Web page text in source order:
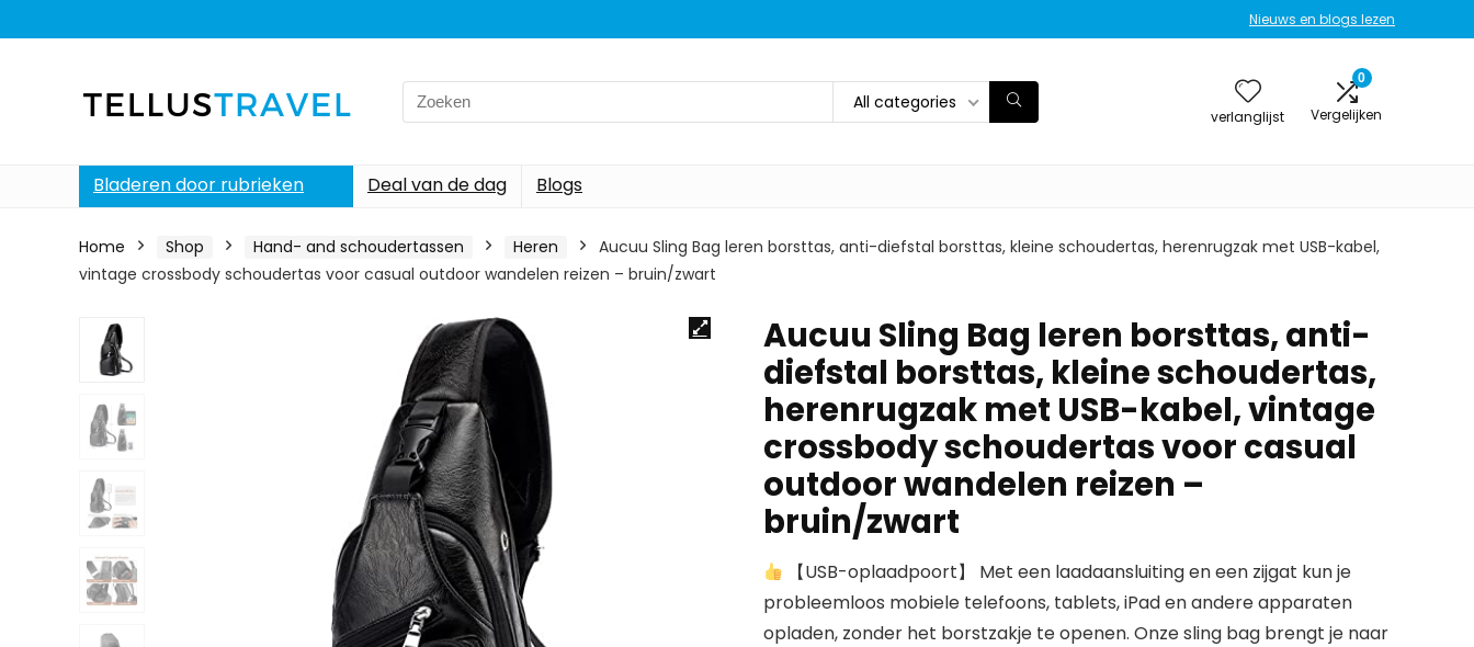
Nieuws en blogs lezen
Search
for:
All categories
verlanglijst
0
Vergelijken
Bladeren door rubrieken Deal van de dag Blogs
Home Shop Hand- and schoudertassen Heren
Aucuu Sling Bag leren borsttas, anti-diefstal borsttas, kleine schoudertas, herenrugzak met USB-kabel,
vintage crossbody schoudertas voor casual outdoor wandelen reizen – bruin/zwart
Aucuu Sling Bag leren borsttas, anti-
diefstal borsttas, kleine schoudertas,
herenrugzak met USB-kabel, vintage
crossbody schoudertas voor casual
outdoor wandelen reizen –
bruin/zwart
【USB-oplaadpoort】 Met een laadaansluiting en een zijgat kun je
probleemloos mobiele telefoons, tablets, iPad en andere apparaten
opladen, zonder het borstzakje te openen. Onze sling bag brengt je naar